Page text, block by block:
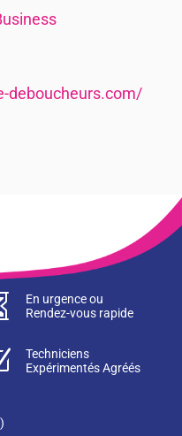
deboucheurs.com/
En urgence ou
Rendez-vous rapide
Techniciens
Expérimentés Agréés